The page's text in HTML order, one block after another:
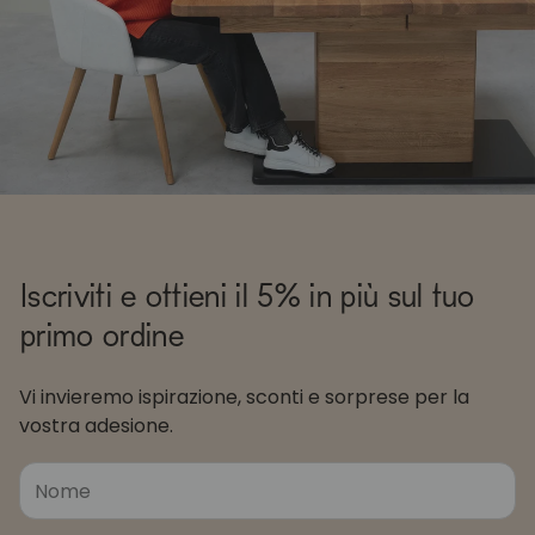
Iscriviti e ottieni il 5% in più sul tuo
primo ordine
Vi invieremo ispirazione, sconti e sorprese per la
vostra adesione.